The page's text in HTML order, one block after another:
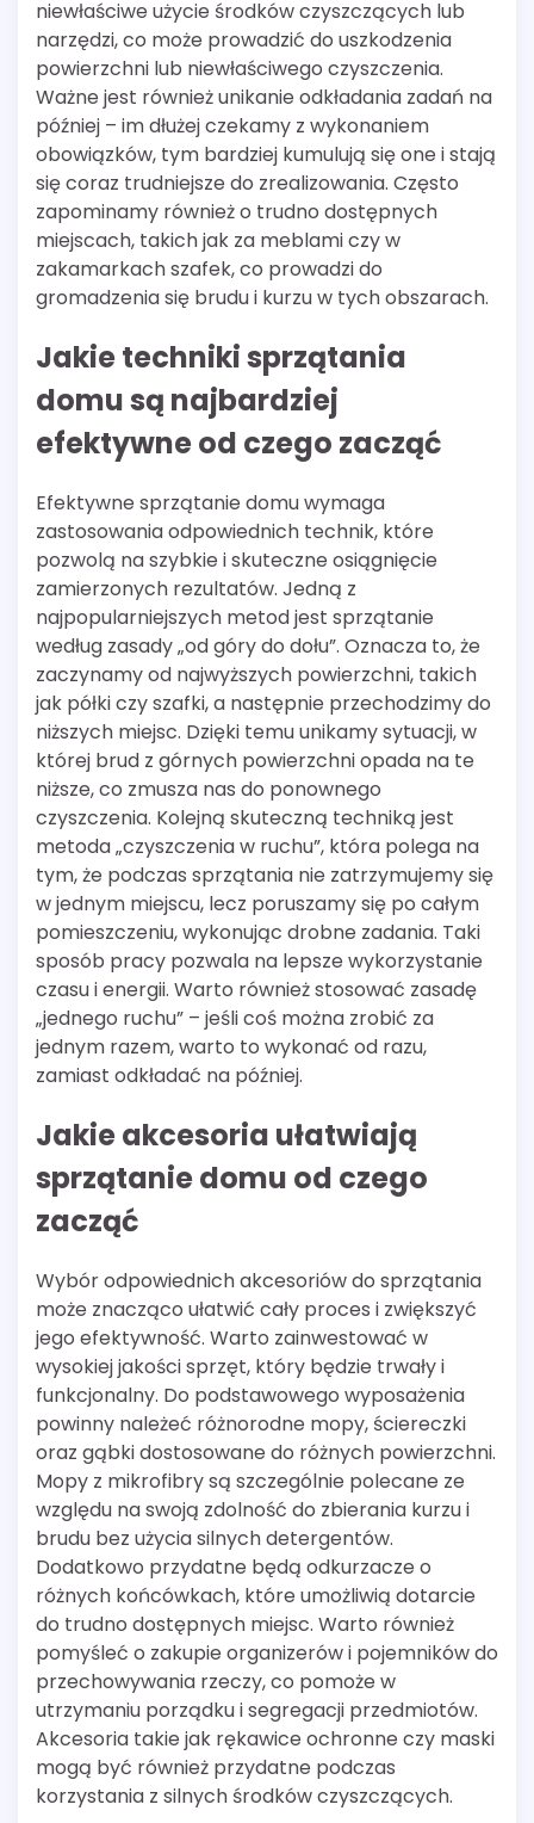
niewłaściwe użycie środków czyszczących lub
narzędzi, co może prowadzić do uszkodzenia
powierzchni lub niewłaściwego czyszczenia.
Ważne jest również unikanie odkładania zadań na
później – im dłużej czekamy z wykonaniem
obowiązków, tym bardziej kumulują się one i stają
się coraz trudniejsze do zrealizowania. Często
zapominamy również o trudno dostępnych
miejscach, takich jak za meblami czy w
zakamarkach szafek, co prowadzi do
gromadzenia się brudu i kurzu w tych obszarach.
Jakie techniki sprzątania
domu są najbardziej
efektywne od czego zacząć
Efektywne sprzątanie domu wymaga
zastosowania odpowiednich technik, które
pozwolą na szybkie i skuteczne osiągnięcie
zamierzonych rezultatów. Jedną z
najpopularniejszych metod jest sprzątanie
według zasady „od góry do dołu”. Oznacza to, że
zaczynamy od najwyższych powierzchni, takich
jak półki czy szafki, a następnie przechodzimy do
niższych miejsc. Dzięki temu unikamy sytuacji, w
której brud z górnych powierzchni opada na te
niższe, co zmusza nas do ponownego
czyszczenia. Kolejną skuteczną techniką jest
metoda „czyszczenia w ruchu”, która polega na
tym, że podczas sprzątania nie zatrzymujemy się
w jednym miejscu, lecz poruszamy się po całym
pomieszczeniu, wykonując drobne zadania. Taki
sposób pracy pozwala na lepsze wykorzystanie
czasu i energii. Warto również stosować zasadę
„jednego ruchu” – jeśli coś można zrobić za
jednym razem, warto to wykonać od razu,
zamiast odkładać na później.
Jakie akcesoria ułatwiają
sprzątanie domu od czego
zacząć
Wybór odpowiednich akcesoriów do sprzątania
może znacząco ułatwić cały proces i zwiększyć
jego efektywność. Warto zainwestować w
wysokiej jakości sprzęt, który będzie trwały i
funkcjonalny. Do podstawowego wyposażenia
powinny należeć różnorodne mopy, ściereczki
oraz gąbki dostosowane do różnych powierzchni.
Mopy z mikrofibry są szczególnie polecane ze
względu na swoją zdolność do zbierania kurzu i
brudu bez użycia silnych detergentów.
Dodatkowo przydatne będą odkurzacze o
różnych końcówkach, które umożliwią dotarcie
do trudno dostępnych miejsc. Warto również
pomyśleć o zakupie organizerów i pojemników do
przechowywania rzeczy, co pomoże w
utrzymaniu porządku i segregacji przedmiotów.
Akcesoria takie jak rękawice ochronne czy maski
mogą być również przydatne podczas
korzystania z silnych środków czyszczących.